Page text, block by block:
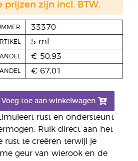
rust en ondersteunt
Ruik direct aan het
rust te creëren terwijl je
geur van wierook en de
33370
5 ml
€ 50,93
€ 67,01
Voeg toe aan winkelwagen
prijzen zijn incl. BTW.